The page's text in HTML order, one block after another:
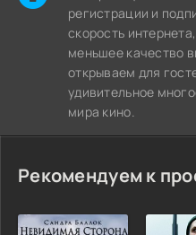
регистрации и
скорость
меньшее качество
открываем для
удивительное
мира кино.
Рекомендуем к